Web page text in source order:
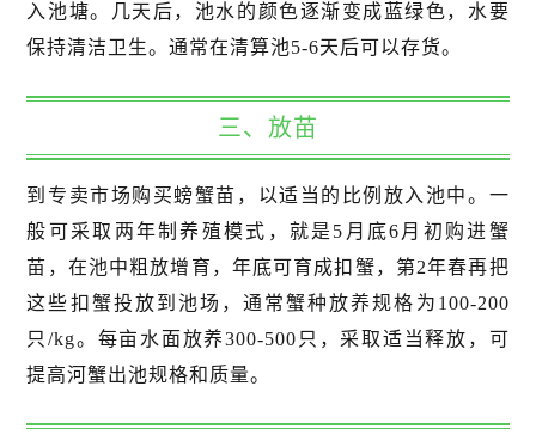
入池塘。几天后，池水的颜色逐渐变成蓝绿色，水要
保持清洁卫生。通常在清算池5-6天后可以存货。
三、放苗
到专卖市场购买螃蟹苗，以适当的比例放入池中。一
般可采取两年制养殖模式，就是5月底6月初购进蟹
苗，在池中粗放增育，年底可育成扣蟹，第2年春再把
这些扣蟹投放到池场，通常蟹种放养规格为100-200
只/kg。每亩水面放养300-500只，采取适当释放，可
提高河蟹出池规格和质量。